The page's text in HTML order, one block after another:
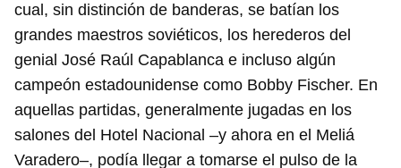
cual, sin distinción de banderas, se batían los
grandes maestros soviéticos, los herederos del
genial José Raúl Capablanca e incluso algún
campeón estadounidense como Bobby Fischer. En
aquellas partidas, generalmente jugadas en los
salones del Hotel Nacional –y ahora en el Meliá
Varadero–, podía llegar a tomarse el pulso de la